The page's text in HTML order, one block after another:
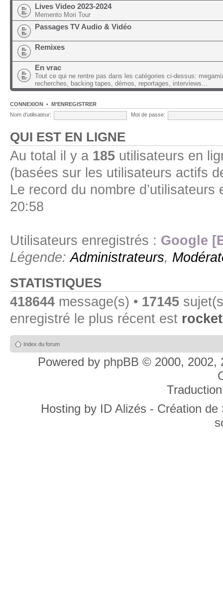
Lives Video 2023-2024
Memento Mori Tour
Passages TV Audio & Vidéo
Remixes
En vrac
Tout ce qui ne rentre pas dans les catégories ci-dessus:
recherches, backing tapes, démos, reportages, interviews...
CONNEXION • M’ENREGISTRER
Nom d’utilisateur:
Mot de passe:
QUI EST EN LIGNE
Au total il y a 185 utilisateurs en
(basées sur les utilisateurs actifs
Le record du nombre
20:58
Utilisateurs enregistrés : Google
Légende:Administrateurs,
STATISTIQUES
418644 message(s) • 17145
enregistré le plus récent est
Index du forum
Powered by phpBB © 2000, 2002,
Hosting by ID Alizés - Création